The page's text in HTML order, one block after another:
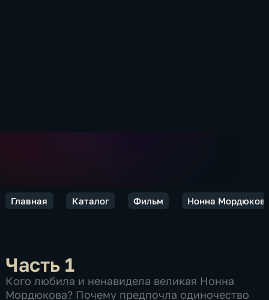
Главная Каталог Фильм Нонна
Часть 1
Кого любила и ненавидела великая Нонна
Мордюкова? Почему предпочла одиночество